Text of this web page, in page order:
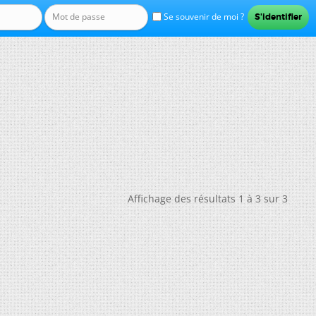
Se souvenir de moi ?
Affichage des résultats 1 à 3 sur 3